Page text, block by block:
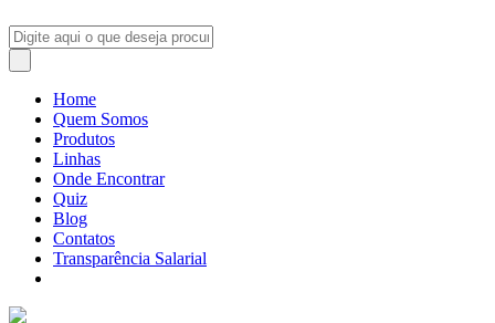
Home
Quem Somos
Produtos
Linhas
Onde Encontrar
Quiz
Blog
Contatos
Transparência Salarial